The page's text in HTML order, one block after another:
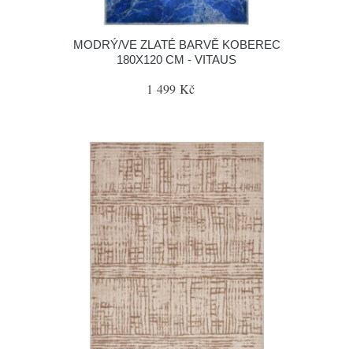
MODRÝ/VE ZLATÉ BARVĚ KOBEREC
180X120 CM - VITAUS
1 499 Kč